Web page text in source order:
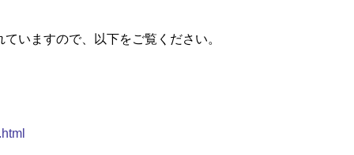
いますので、以下をご覧ください。